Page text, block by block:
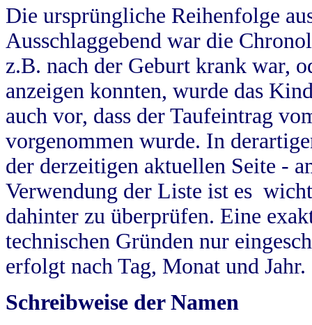
Die ursprüngliche Reihenfolge
Ausschlaggebend war die
z.B. nach der Geburt krank war,
anzeigen konnten, wurde das
auch vor, dass der Taufeintrag
vorgenommen wurde. In
der derzeitigen aktuellen Seite -
Verwendung der Liste ist es
dahinter zu überprüfen. Eine
technischen Gründen nur
erfolgt nach Tag, Monat und Jahr.
Schreibweise der Namen